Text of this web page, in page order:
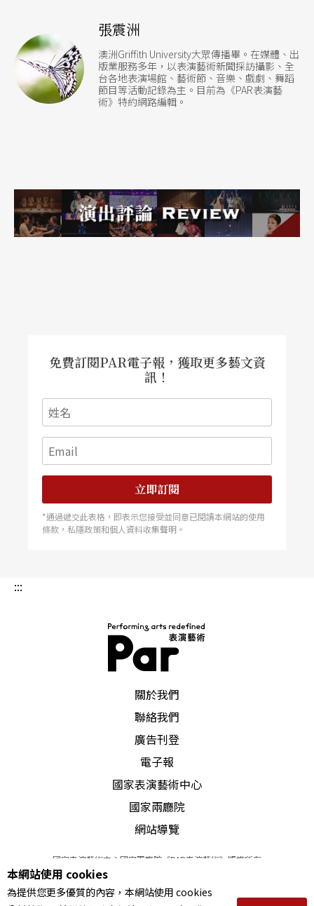
張震洲
澳洲Griffith University大眾傳播畢。在媒體、出
版業服務多年，以表演藝術新聞採訪攝影、全
台各地表演場館、藝術節、音樂、戲劇、舞蹈
節目等活動記錄為主。目前為《PAR表演藝
術》特約網路編輯。
免費訂閱PAR電子報，獲取更多藝文資
訊！
立即訂閱
*通過遞交此表格，即表示您接受並同意已閱讀本網站的使用
條款，私隱政策和個人資料收集聲明。
:::
關於我們
聯絡我們
廣告刊登
電子報
國家表演藝術中心
國家兩廳院
網站導覽
國家表演藝術中心國家兩廳院《PAR表演藝術》版權所有
© 2022Performing arts redefined. All Rights Reserved
統一編號 Tax Id number 00973926
本網站使用 cookies
為提供您更多優質的內容，本網站使用 cookies